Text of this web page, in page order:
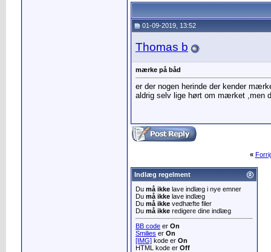
01-09-2019, 13:52
Thomas b
mærke på båd
er der nogen herinde der kender
aldrig selv lige hørt om mærket ,men
«
Indlæg regelment
Du må ikke lave indlæg i nye emner
Du må ikke lave indlæg
Du må ikke vedhæfte filer
Du må ikke redigere dine indlæg
BB code er On
Smilies er On
[IMG] kode er On
HTML kode er Off